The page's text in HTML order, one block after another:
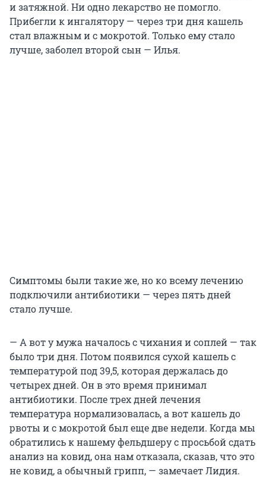
и затяжной. Ни одно лекарство не помогло.
Прибегли к ингалятору — через три дня кашель
стал влажным и с мокротой. Только ему стало
лучше, заболел второй сын — Илья.
Симптомы были такие же, но ко всему лечению
подключили антибиотики — через пять дней
стало лучше.
— А вот у мужа началось с чихания и соплей — так
было три дня. Потом появился сухой кашель с
температурой под 39,5, которая держалась до
четырех дней. Он в это время принимал
антибиотики. После трех дней лечения
температура нормализовалась, а вот кашель до
рвоты и с мокротой был еще две недели. Когда мы
обратились к нашему фельдшеру с просьбой сдать
анализ на ковид, она нам отказала, сказав, что это
не ковид, а обычный грипп, — замечает Лидия.